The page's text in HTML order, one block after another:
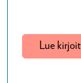
Lue